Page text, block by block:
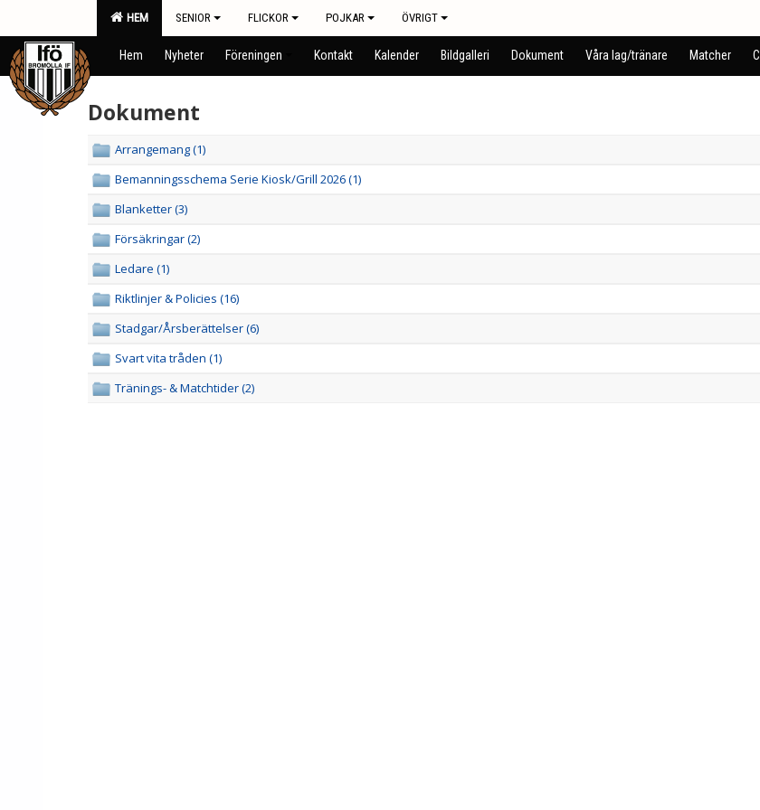
HEM SENIOR FLICKOR POJKAR ÖVRIGT
Hem Nyheter Föreningen Kontakt Kalender Bildgalleri Dokument Våra lag/tränare Matcher
Dokument
Arrangemang (1)
Bemanningsschema Serie Kiosk/Grill 2026 (1)
Blanketter (3)
Försäkringar (2)
Ledare (1)
Riktlinjer & Policies (16)
Stadgar/Årsberättelser (6)
Svart vita tråden (1)
Tränings- & Matchtider (2)